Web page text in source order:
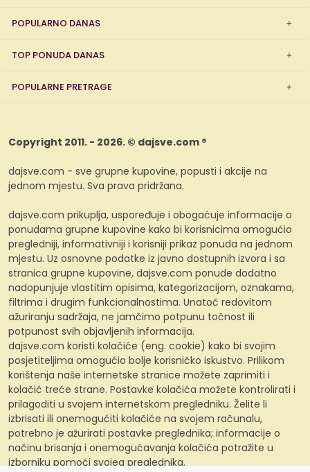
POPULARNO DANAS
TOP PONUDA DANAS
POPULARNE PRETRAGE
Copyright 2011. - 2026. © dajsve.com ®
dajsve.com - sve grupne kupovine, popusti i akcije na
jednom mjestu. Sva prava pridržana.
dajsve.com prikuplja, uspoređuje i obogaćuje informacije o
ponudama grupne kupovine kako bi korisnicima omogućio
pregledniji, informativniji i korisniji prikaz ponuda na jednom
mjestu. Uz osnovne podatke iz javno dostupnih izvora i sa
stranica grupne kupovine, dajsve.com ponude dodatno
nadopunjuje vlastitim opisima, kategorizacijom, oznakama,
filtrima i drugim funkcionalnostima. Unatoč redovitom
ažuriranju sadržaja, ne jamčimo potpunu točnost ili
potpunost svih objavljenih informacija.
dajsve.com koristi kolačiće (eng. cookie) kako bi svojim
posjetiteljima omogućio bolje korisničko iskustvo. Prilikom
korištenja naše internetske stranice možete zaprimiti i
kolačić treće strane. Postavke kolačića možete kontrolirati i
prilagoditi u svojem internetskom pregledniku. Želite li
izbrisati ili onemogućiti kolačiće na svojem računalu,
potrebno je ažurirati postavke preglednika; informacije o
načinu brisanja i onemogućavanja kolačića potražite u
izborniku pomoći svojeg preglednika.